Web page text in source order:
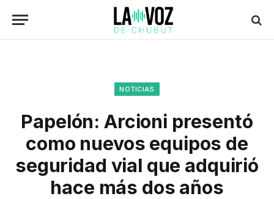
NOTICIAS
Papelón: Arcioni presentó
como nuevos equipos de
seguridad vial que adquirió
hace más dos años